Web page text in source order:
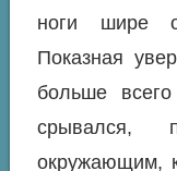
ноги шире
Показная
больше
срывался,
окружающим,